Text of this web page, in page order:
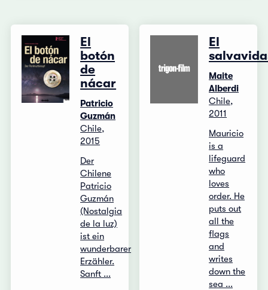
El
botón
de
nácar
Patricio
Guzmán
Chile,
2015
Der
Chilene
Patricio
Guzmán
(Nostalgia
de la luz)
ist ein
wunderbarer
Erzähler.
Sanft ...
El
Maite
Alberdi
Chile,
2011
Mauricio
is a
lifeguard
who
loves
order. He
puts out
all the
flags
and
writes
down the
sea ...